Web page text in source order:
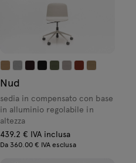
Nud
sedia in compensato con base
in alluminio regolabile in
altezza
439.2 € IVA inclusa
Da 360.00 € IVA esclusa